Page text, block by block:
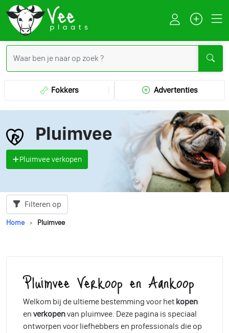
Fokkers Advertenties
Pluimvee
Pluimvee verkopen
Filteren op
Home Pluimvee
Pluimvee Verkoop en Aankoop
Welkom bij de ultieme bestemming voor het kopen
en verkopenvan pluimvee. Deze pagina is speciaal
ontworpen voor liefhebbers en professionals die op